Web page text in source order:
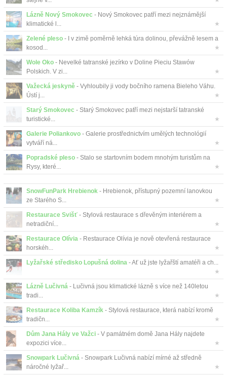
Lázně Nový Smokovec - Nový Smokovec patří mezi nejznámější
klimatické l...
★
Zelené pleso - I v zimě poměrně lehká túra dolinou, převážně lesem a
kosod...
★
Wole Oko - Nevelké tatranské jezírko v Doline Pieciu Stawów
Polskich. V zi...
★
Važecká jeskyně - Vyhloubily ji vody bočního ramena Bieleho Váhu.
Ústí j...
★
Starý Smokovec - Starý Smokovec patří mezi nejstarší tatranské
turistické...
★
Galerie Poliankovo - Galerie prostřednictvím umělých technológií
vytváří ná...
★
Popradské pleso - Stalo se startovním bodem mnohým turistům na
Rysy, které...
★
SnowFunPark Hrebienok - Hrebienok, přístupný pozemní lanovkou
ze Starého S...
★
Restaurace Svišť - Stylová restaurace s dřevěným interiérem a
netradiční...
★
Restaurace Olívia - Restaurace Olívia je nově otevřená restaurace
horskéh...
★
Lyžařské středisko Lopušná dolina - Ať už jste lyžařští amatéři a ch...
★
Lázně Lučivná - Lučivná jsou klimatické lázně s více než 140letou
tradi...
★
Restaurace Koliba Kamzík - Stylová restaurace, která nabízí kromě
tradičn...
★
Dům Jana Hály ve Važci - V památném domě Jana Hály najdete
expozici více...
★
Snowpark Lučivná - Snowpark Lučivná nabízí mírné až středně
náročné lyžař...
★